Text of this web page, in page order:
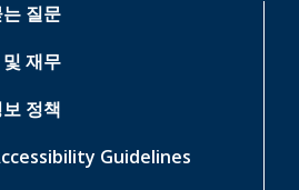
질문
재무
정책
Guidelines